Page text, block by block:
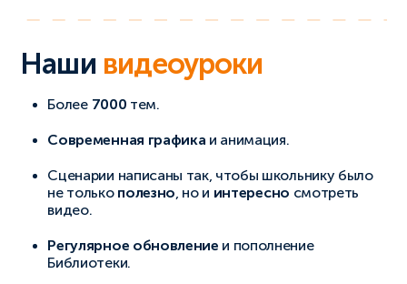
Наши видеоуроки
Более 7000 тем.
Современная графика и анимация.
Сценарии написаны так, чтобы школьнику было
не только полезно , но и интересно смотреть
видео.
Регулярное обновление и пополнение
Библиотеки.